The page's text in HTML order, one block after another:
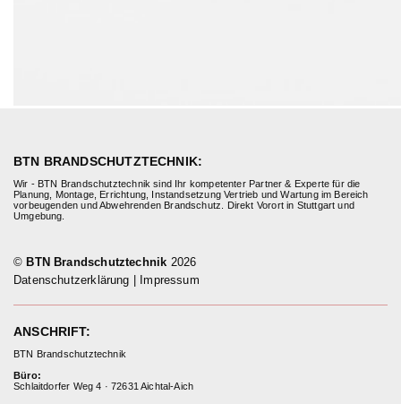
BTN BRANDSCHUTZTECHNIK:
Wir - BTN Brandschutztechnik sind Ihr kompetenter Partner & Experte für die
Planung, Montage, Errichtung, Instandsetzung Vertrieb und Wartung im Bereich
vorbeugenden und Abwehrenden Brandschutz. Direkt Vorort in Stuttgart und
Umgebung.
© BTN Brandschutztechnik 2026
Datenschutzerklärung
Impressum
ANSCHRIFT:
BTN Brandschutztechnik
Büro:
Schlaitdorfer Weg 4 · 72631 Aichtal-Aich